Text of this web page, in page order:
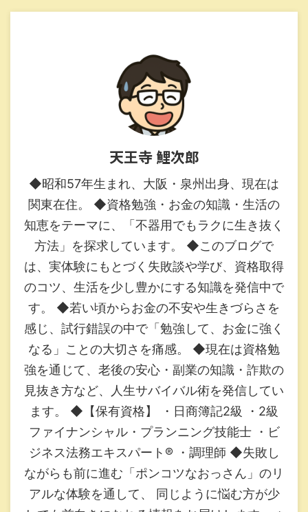
天王寺 鯉次郎
◆昭和57年生まれ、大阪・泉州出身、現在は
関東在住。 ◆資格勉強・お金の知識・生活の
知恵をテーマに、「不器用でもラクに生き抜く
方法」を探求しています。 ◆このブログで
は、実体験にもとづく失敗談や学び、資格取得
のコツ、生活を少し豊かにする知識を発信中で
す。 ◆若い頃からお金の不安や生きづらさを
感じ、試行錯誤の中で「勉強して、お金に強く
なる」ことの大切さを痛感。 ◆現在は資格勉
強を通じて、老後の安心・副業の知識・詐欺の
見抜き方など、人生サバイバル術を発信してい
ます。 ◆【保有資格】 ・日商簿記2級 ・2級
ファイナンシャル・プランニング技能士 ・ビ
ジネス法務エキスパート®︎ ・調理師 ◆失敗し
ながらも前に進む「ポンコツなおっさん」のリ
アルな体験を通して、 同じように悩む方が少